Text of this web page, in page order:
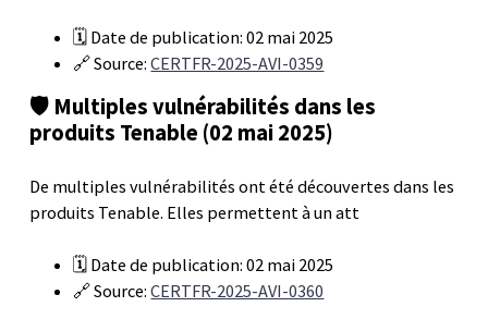
🗓️ Date de publication: 02 mai 2025
🔗 Source:CERTFR-2025-AVI-0359
🛡️ Multiples vulnérabilités dans les
produits Tenable (02 mai 2025)
De multiples vulnérabilités ont été découvertes dans les
produits Tenable. Elles permettent à un att
🗓️ Date de publication: 02 mai 2025
🔗 Source:CERTFR-2025-AVI-0360